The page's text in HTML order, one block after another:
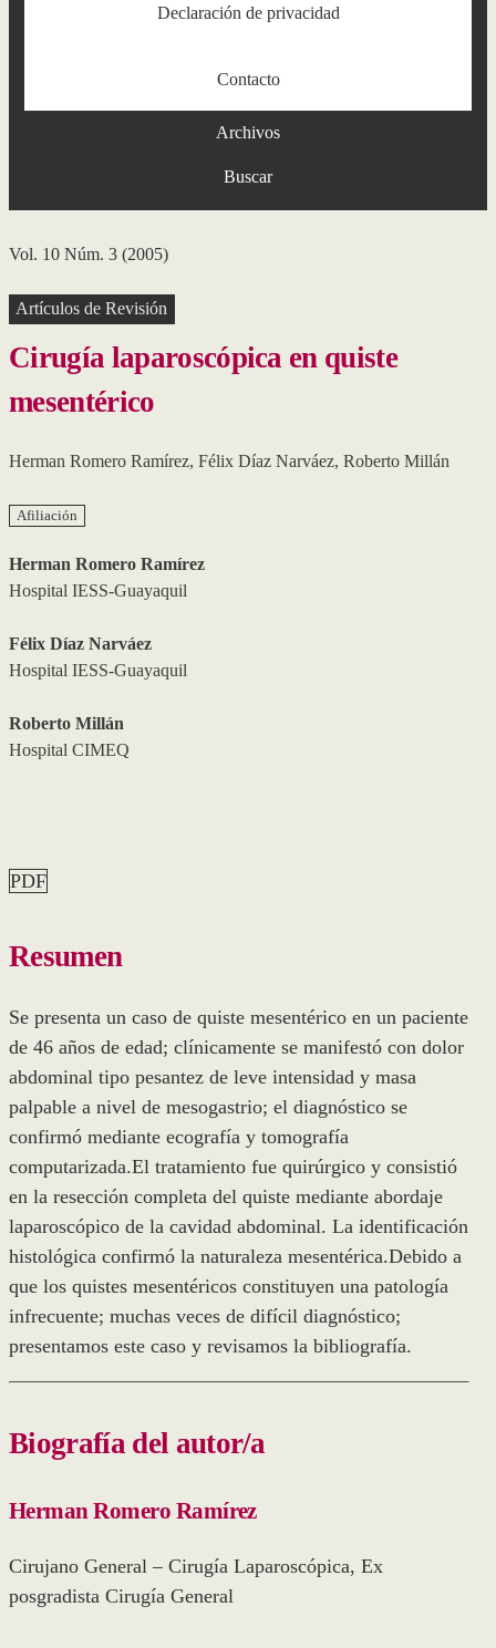
Declaración de privacidad
Contacto
Archivos
Buscar
Vol. 10 Núm. 3 (2005)
Artículos de Revisión
Cirugía laparoscópica en quiste
mesentérico
Herman Romero Ramírez, Félix Díaz Narváez, Roberto Millán
Afiliación
Herman Romero Ramírez
Hospital IESS-Guayaquil
Félix Díaz Narváez
Hospital IESS-Guayaquil
Roberto Millán
Hospital CIMEQ
PDF
Resumen
Se presenta un caso de quiste mesentérico en un paciente
de 46 años de edad; clínicamente se manifestó con dolor
abdominal tipo pesantez de leve intensidad y masa
palpable a nivel de mesogastrio; el diagnóstico se
confirmó mediante ecografía y tomografía
computarizada.El tratamiento fue quirúrgico y consistió
en la resección completa del quiste mediante abordaje
laparoscópico de la cavidad abdominal. La identificación
histológica confirmó la naturaleza mesentérica.Debido a
que los quistes mesentéricos constituyen una patología
infrecuente; muchas veces de difícil diagnóstico;
presentamos este caso y revisamos la bibliografía.
Biografía del autor/a
Herman Romero Ramírez
Cirujano General – Cirugía Laparoscópica, Ex
posgradista Cirugía General